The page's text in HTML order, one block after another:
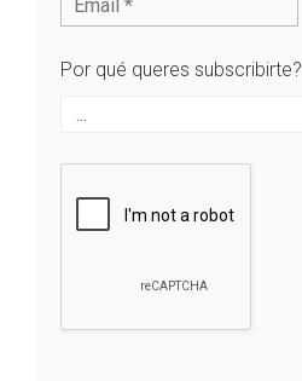
Por qué queres subscribirte?